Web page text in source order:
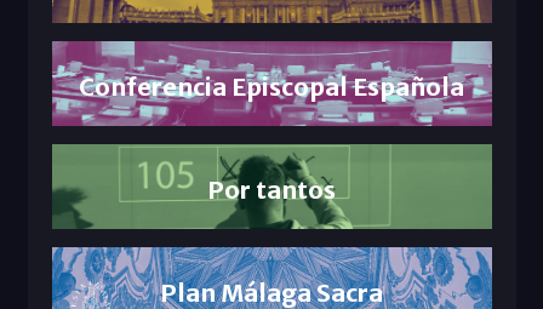
Conferencia Episcopal Española
Por tantos
Plan Málaga Sacra